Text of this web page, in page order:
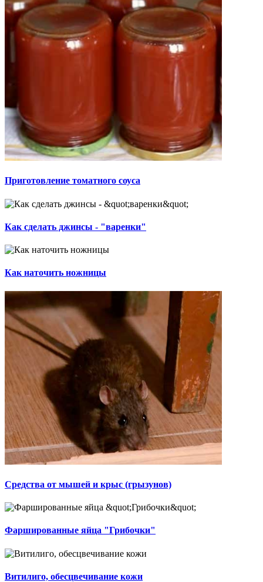
Приготовление томатного соуса
Как сделать джинсы - "варенки"
Как наточить ножницы
Средства от мышей и крыс (грызунов)
Фаршированные яйца "Грибочки"
Витилиго, обесцвечивание кожи